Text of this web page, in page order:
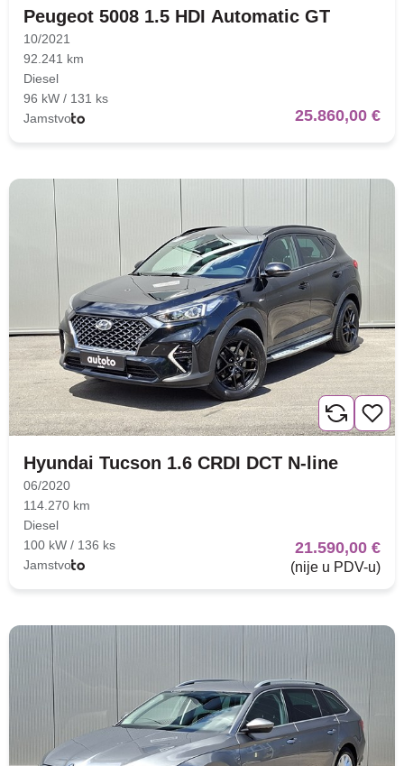
Peugeot 5008 1.5 HDI Automatic GT
10/2021
92.241 km
Diesel
96 kW / 131 ks
Jamstvo
25.860,00 €
Hyundai Tucson 1.6 CRDI DCT N-line
06/2020
114.270 km
Diesel
100 kW / 136 ks
Jamstvo
21.590,00 €
(nije u PDV-u)